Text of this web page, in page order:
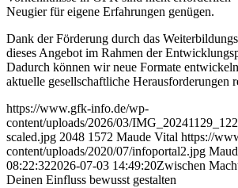
Neugier für eigene Erfahrungen genügen.
Dank der Förderung durch das
dieses Angebot im Rahmen der
Dadurch können wir neue Formate
aktuelle gesellschaftliche Herausforderungen
https://www.gfk-info.de/wp-
content/uploads/2026/03/
scaled.jpg 2048 1572 Maude Vital https://
content/uploads/2020/07/infoportal2.jpg
08:22:322026-07-03 14:49:20Zwischen
Deinen Einfluss bewusst gestalten